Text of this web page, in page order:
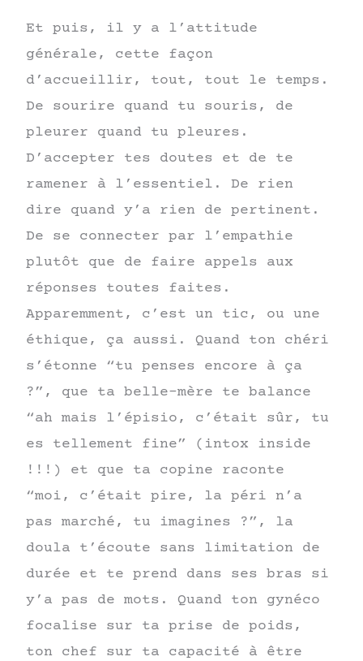
Et puis, il y a l’attitude
générale, cette façon
d’accueillir, tout, tout le temps.
De sourire quand tu souris, de
pleurer quand tu pleures.
D’accepter tes doutes et de te
ramener à l’essentiel. De rien
dire quand y’a rien de pertinent.
De se connecter par l’empathie
plutôt que de faire appels aux
réponses toutes faites.
Apparemment, c’est un tic, ou une
éthique, ça aussi. Quand ton chéri
s’étonne “tu penses encore à ça
?”, que ta belle-mère te balance
“ah mais l’épisio, c’était sûr, tu
es tellement fine” (intox inside
!!!) et que ta copine raconte
“moi, c’était pire, la péri n’a
pas marché, tu imagines ?”, la
doula t’écoute sans limitation de
durée et te prend dans ses bras si
y’a pas de mots. Quand ton gynéco
focalise sur ta prise de poids,
ton chef sur ta capacité à être